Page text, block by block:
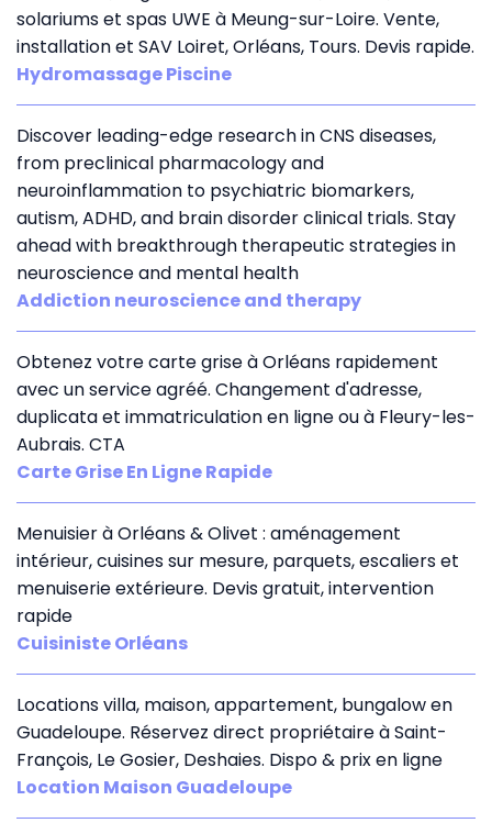
solariums et spas UWE à Meung-sur-Loire. Vente,
installation et SAV Loiret, Orléans, Tours. Devis rapide.
Hydromassage Piscine
Discover leading-edge research in CNS diseases,
from preclinical pharmacology and
neuroinflammation to psychiatric biomarkers,
autism, ADHD, and brain disorder clinical trials. Stay
ahead with breakthrough therapeutic strategies in
neuroscience and mental health
Addiction neuroscience and therapy
Obtenez votre carte grise à Orléans rapidement
avec un service agréé. Changement d'adresse,
duplicata et immatriculation en ligne ou à Fleury-les-
Aubrais. CTA
Carte Grise En Ligne Rapide
Menuisier à Orléans & Olivet : aménagement
intérieur, cuisines sur mesure, parquets, escaliers et
menuiserie extérieure. Devis gratuit, intervention
rapide
Cuisiniste Orléans
Locations villa, maison, appartement, bungalow en
Guadeloupe. Réservez direct propriétaire à Saint-
François, Le Gosier, Deshaies. Dispo & prix en ligne
Location Maison Guadeloupe